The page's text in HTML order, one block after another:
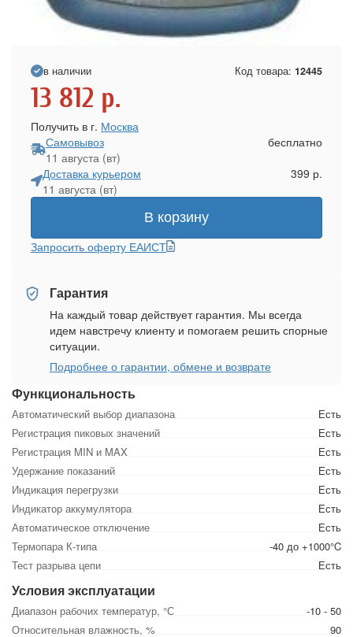
Функциональность
Автоматический выбор диапазона
Есть
Регистрация пиковых значений
Есть
Регистрация MIN и MAX
Есть
Удержание показаний
Есть
Индикация перегрузки
Есть
Индикатор аккумулятора
Есть
Автоматическое отключение
Есть
Термопара К-типа
-40 до +1000°C
Тест разрыва цепи
Есть
Условия эксплуатации
Диапазон рабочих температур, °С
-10 - 50
Относительная влажность, %
90
в наличии Код товара: 12445
13 812 р.
Получить в г. Москва
Самовывоз
11 августа (вт)
бесплатно
Доставка курьером
11 августа (вт)
399 р.
В корзину
Запросить оферту ЕАИСТ
Гарантия
На каждый товар действует гарантия. Мы всегда
идем навстречу клиенту и помогаем решить спорные
ситуации.
Подробнее о гарантии, обмене и возврате